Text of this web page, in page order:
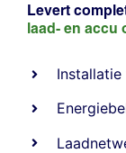
Levert
laad- en accu
Installatie